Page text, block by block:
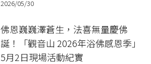
2026/05/30
佛恩巍巍澤蒼生，法喜無量慶佛
誕！「觀音山 2026年浴佛感恩季」
5月2日現場活動紀實